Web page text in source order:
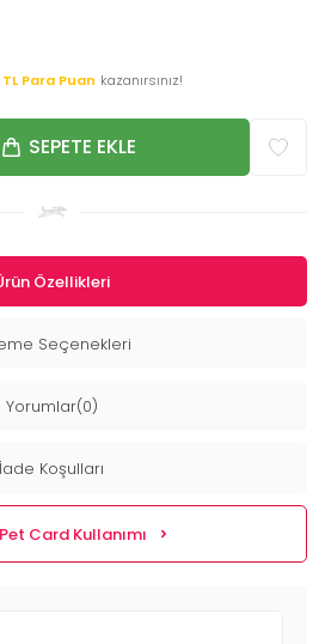
TL Para Puan kazanırsınız!
SEPETE EKLE
Özellikleri
Seçenekleri
Yorumlar(0)
İade Koşulları
Pet Card Kullanımı